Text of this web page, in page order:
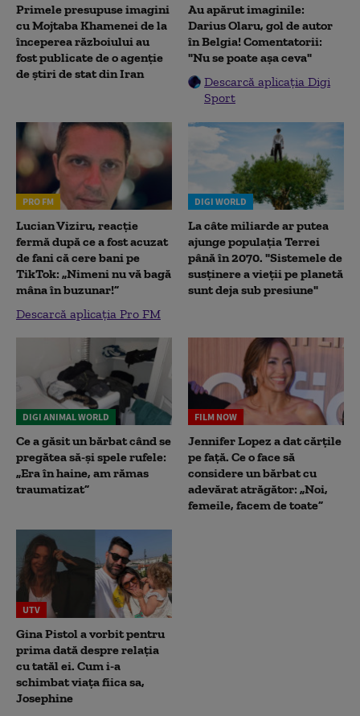
Primele presupuse imagini
cu Mojtaba Khamenei de la
începerea războiului au
fost publicate de o agenție
de știri de stat din Iran
Au apărut imaginile:
Darius Olaru, gol de autor
în Belgia! Comentatorii:
"Nu se poate așa ceva"
Descarcă aplicația Digi
Sport
PRO FM
Lucian Viziru, reacție
fermă după ce a fost acuzat
de fani că cere bani pe
TikTok: „Nimeni nu vă bagă
mâna în buzunar!”
Descarcă aplicația Pro FM
DIGI WORLD
La câte miliarde ar putea
ajunge populația Terrei
până în 2070. "Sistemele de
susținere a vieții pe planetă
sunt deja sub presiune"
DIGI ANIMAL WORLD
Ce a găsit un bărbat când se
pregătea să-și spele rufele:
„Era în haine, am rămas
traumatizat”
FILM NOW
Jennifer Lopez a dat cărțile
pe față. Ce o face să
considere un bărbat cu
adevărat atrăgător: „Noi,
femeile, facem de toate”
UTV
Gina Pistol a vorbit pentru
prima dată despre relația
cu tatăl ei. Cum i-a
schimbat viața fiica sa,
Josephine